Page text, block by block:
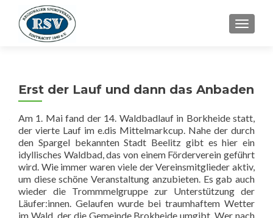
Erst der Lauf und dann das Anbaden
Am 1. Mai fand der 14. Waldbadlauf in Borkheide statt,
der vierte Lauf im e.dis Mittelmarkcup. Nahe der durch
den Spargel bekannten Stadt Beelitz gibt es hier ein
idyllisches Waldbad, das von einem Förderverein geführt
wird. Wie immer waren viele der Vereinsmitglieder aktiv,
um diese schöne Veranstaltung anzubieten. Es gab auch
wieder die Trommmelgruppe zur Unterstützung der
Läufer:innen. Gelaufen wurde bei traumhaftem Wetter
im Wald, der die Gemeinde Brokheide umgibt. Wer nach